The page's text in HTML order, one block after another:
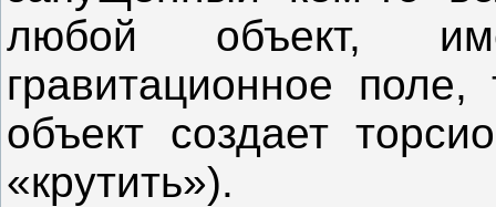
любой объект,
гравитационное
объект создает
«крутить»).